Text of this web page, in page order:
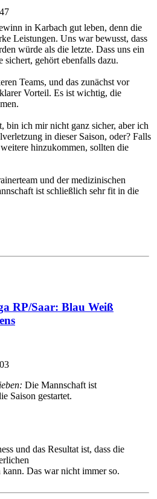
in Karbach gut leben, denn die
Leistungen. Uns war bewusst, dass
würde als die letzte. Dass uns ein
gehört ebenfalls dazu.
Teams, und das zunächst vor
Vorteil. Es ist wichtig, die
bin ich mir nicht ganz sicher, aber ich
in dieser Saison, oder? Falls
hinzukommen, sollten die
und der medizinischen
ist schließlich sehr fit in die
RP/Saar: Blau Weiß
Die Mannschaft ist
Saison gestartet.
und das Resultat ist, dass die
Das war nicht immer so.